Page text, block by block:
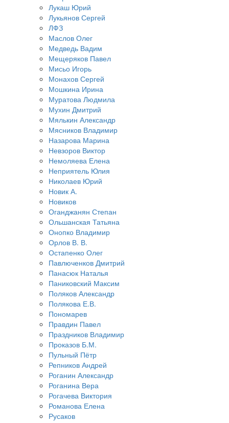
Лукаш Юрий
Лукьянов Сергей
ЛФЗ
Маслов Олег
Медведь Вадим
Мещеряков Павел
Мисьо Игорь
Монахов Сергей
Мошкина Ирина
Муратова Людмила
Мухин Дмитрий
Мялькин Александр
Мясников Владимир
Назарова Марина
Невзоров Виктор
Немоляева Елена
Неприятель Юлия
Николаев Юрий
Новик А.
Новиков
Оганджанян Степан
Ольшанская Татьяна
Онопко Владимир
Орлов В. В.
Остапенко Олег
Павлюченков Дмитрий
Панасюк Наталья
Паниковский Максим
Поляков Александр
Полякова Е.В.
Пономарев
Правдин Павел
Праздников Владимир
Проказов Б.М.
Пульный Пётр
Репников Андрей
Роганин Александр
Роганина Вера
Рогачева Виктория
Романова Елена
Русаков